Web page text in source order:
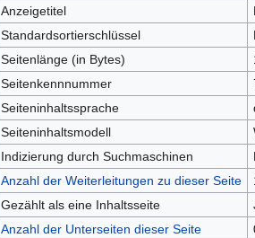
springen
springen
Anzeigetitel
Standardsortierschlüssel
Seitenlänge (in Bytes)
Seitenkennnummer
Seiteninhaltssprache
Seiteninhaltsmodell
Indizierung durch Suchmaschinen
Anzahl der Weiterleitungen zu dieser Seite
Gezählt als eine Inhaltsseite
Anzahl der Unterseiten dieser Seite